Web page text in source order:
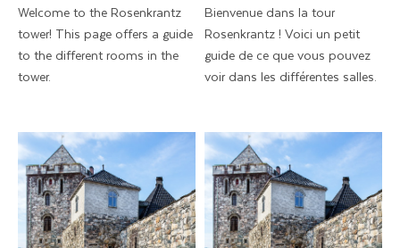
Welcome to the Rosenkrantz
tower! This page offers a guide
to the different rooms in the
tower.
Bienvenue dans la tour
Rosenkrantz ! Voici un petit
guide de ce que vous pouvez
voir dans les différentes salles.